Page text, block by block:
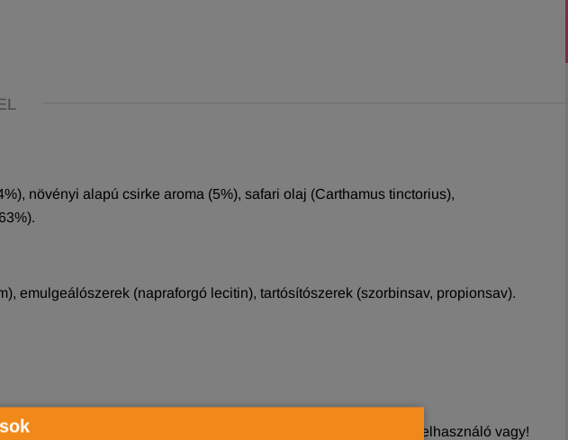
növényi alapú csirke aroma (5%), safari olaj (Carthamus tinctorius),
emulgeálószerek (napraforgó lecitin), tartósítószerek (szorbinsav, propionsav).
akkor tudsz véleményt írni, ha felhasználó vagy!